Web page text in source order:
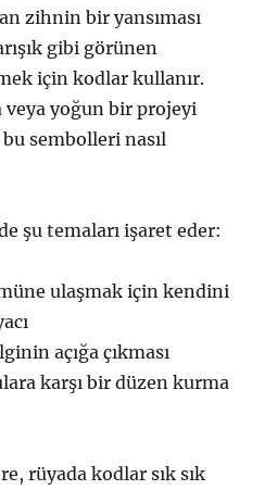
zihnin bir yansıması
gibi görünen
için kodlar kullanır.
veya yoğun bir projeyi
sembolleri nasıl
şu temaları işaret eder:
ulaşmak için kendini
açığa çıkması
karşı bir düzen kurma
rüyada kodlar sık sık